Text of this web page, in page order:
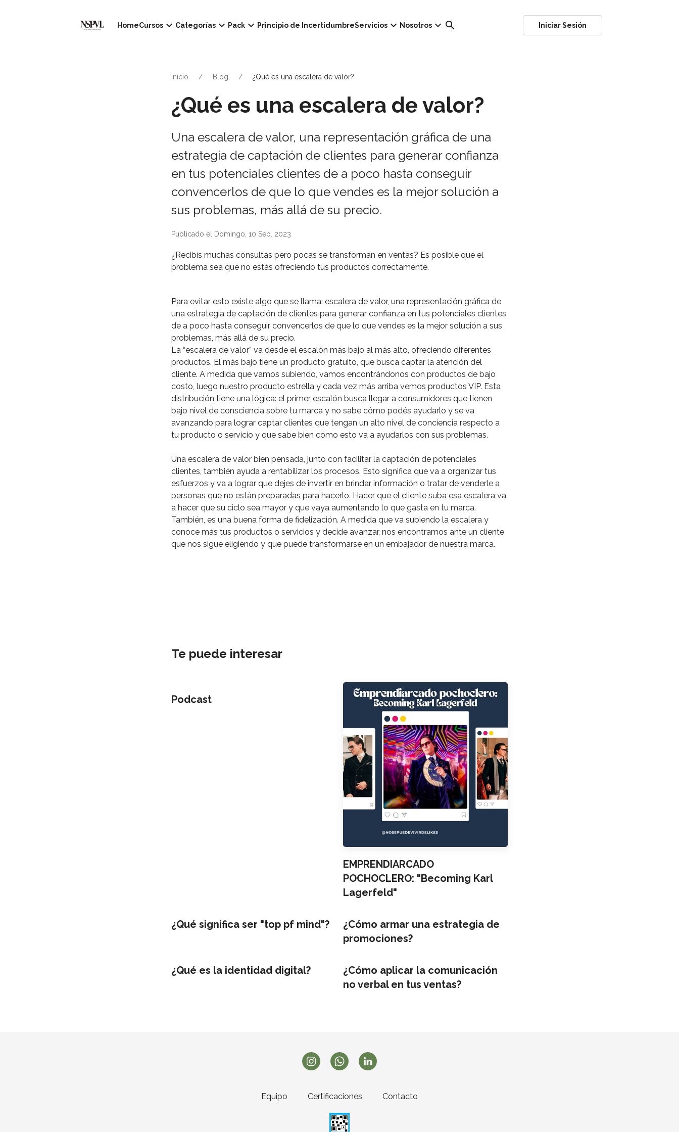
HomeCursos keyboard_arrow_down Categorías keyboard_arrow_down Pack keyboard_arrow_down Principio de IncertidumbreServicios keyboard_arrow_down Nosotros keyboard_arrow_down search Iniciar Sesión
Inicio Blog ¿Qué es una escalera de valor?
¿Qué es una escalera de valor?
Una escalera de valor, una representación gráfica de una
estrategia de captación de clientes para generar confianza
en tus potenciales clientes de a poco hasta conseguir
convencerlos de que lo que vendes es la mejor solución a
sus problemas, más allá de su precio. ⁣
Publicado el Domingo, 10 Sep. 2023
¿Recibís muchas consultas pero pocas se transforman en ventas? Es posible que el
problema sea que no estás ofreciendo tus productos correctamente.⁣
Para evitar esto existe algo que se llama: escalera de valor, una representación gráfica de
una estrategia de captación de clientes para generar confianza en tus potenciales clientes
de a poco hasta conseguir convencerlos de que lo que vendes es la mejor solución a sus
problemas, más allá de su precio. ⁣
La “escalera de valor” va desde el escalón más bajo al más alto, ofreciendo diferentes
productos. El más bajo tiene un producto gratuito, que busca captar la atención del
cliente. A medida que vamos subiendo, vamos encontrándonos con productos de bajo
costo, luego nuestro producto estrella y cada vez más arriba vemos productos VIP. Esta
distribución tiene una lógica: el primer escalón busca llegar a consumidores que tienen
bajo nivel de consciencia sobre tu marca y no sabe cómo podés ayudarlo y se va
avanzando para lograr captar clientes que tengan un alto nivel de conciencia respecto a
tu producto o servicio y que sabe bien cómo esto va a ayudarlos con sus problemas. ⁣
Una escalera de valor bien pensada, junto con facilitar la captación de potenciales
clientes, también ayuda a rentabilizar los procesos. Esto significa que va a organizar tus
esfuerzos y va a lograr que dejes de invertir en brindar información o tratar de venderle a
personas que no están preparadas para hacerlo. Hacer que el cliente suba esa escalera va
a hacer que su ciclo sea mayor y que vaya aumentando lo que gasta en tu marca.
También, es una buena forma de fidelización. A medida que va subiendo la escalera y
conoce más tus productos o servicios y decide avanzar, nos encontramos ante un cliente
que nos sigue eligiendo y que puede transformarse en un embajador de nuestra marca. ⁣
Te puede interesar
Podcast
EMPRENDIARCADO
POCHOCLERO: "Becoming Karl
Lagerfeld"
¿Qué significa ser "top pf mind"?
¿Cómo armar una estrategia de
promociones?
¿Qué es la identidad digital?
¿Cómo aplicar la comunicación
no verbal en tus ventas?
Equipo Certificaciones Contacto